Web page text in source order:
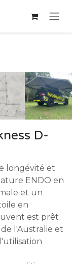
D-
longévité et
ENDO en
et un
en
est prêt
l'Australie et